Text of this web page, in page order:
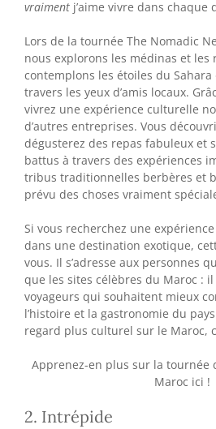
vraiment j’aime vivre dans chaque
Lors de la tournée The Nomadic
nous explorons les médinas et les
contemplons les étoiles du Sahara
travers les yeux d’amis locaux.
vivrez une expérience culturelle
d’autres entreprises. Vous
dégusterez des repas fabuleux et
battus à travers des expériences
tribus traditionnelles berbères et
prévu des choses vraiment
Si vous recherchez une
dans une destination exotique,
vous. Il s’adresse aux personnes
que les sites célèbres du Maroc : il
voyageurs qui souhaitent mieux
l’histoire et la gastronomie du
regard plus culturel sur le Maroc,
Apprenez-en plus sur la tournée
Maroc ici !
2. Intrépide